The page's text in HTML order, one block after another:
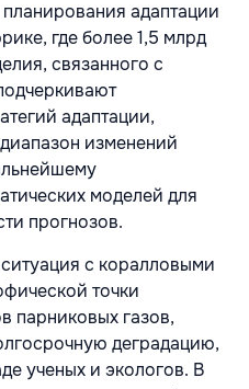
адаптации
где более 1,5 млрд
связанного с
адаптации,
изменений
моделей для
прогнозов.
с коралловыми
точки
парниковых газов,
деградацию,
ученых и экологов. В